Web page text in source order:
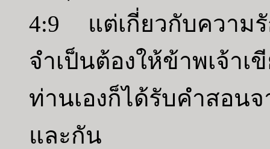
4:9 แต่เกี่ยวกับควา
จำเป็นต้องให้ข้าพเจ้า
ท่านเองก็ได้รับคำสอน
และกัน